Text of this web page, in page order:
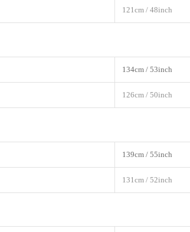
121cm / 48inch
134cm / 53inch
126cm / 50inch
139cm / 55inch
131cm / 52inch